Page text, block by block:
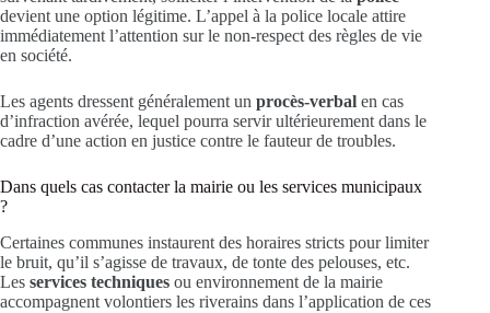
devient une option légitime. L’appel à la police locale attire
immédiatement l’attention sur le non-respect des règles de vie
en société.
Les agents dressent généralement un procès-verbal en cas
d’infraction avérée, lequel pourra servir ultérieurement dans le
cadre d’une action en justice contre le fauteur de troubles.
Dans quels cas contacter la mairie ou les services municipaux
?
Certaines communes instaurent des horaires stricts pour limiter
le bruit, qu’il s’agisse de travaux, de tonte des pelouses, etc.
Les services techniques ou environnement de la mairie
accompagnent volontiers les riverains dans l’application de ces